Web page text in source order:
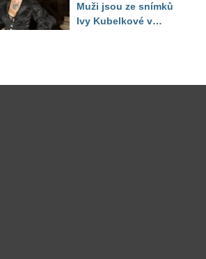
Muži jsou ze snímků
Ivy Kubelkové v